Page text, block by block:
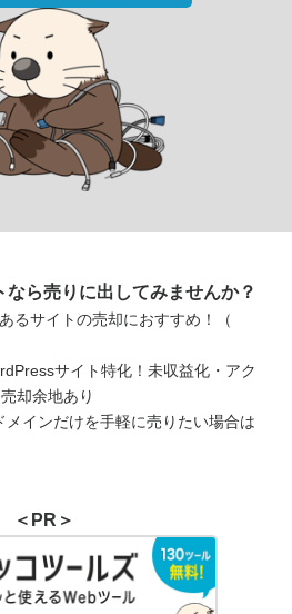
なら売りに出してみませんか？
るサイトの売却におすすめ！（
サイト特化！未収益化・アク
却余地あり
メインだけを手軽に売りたい場合は
＜PR＞